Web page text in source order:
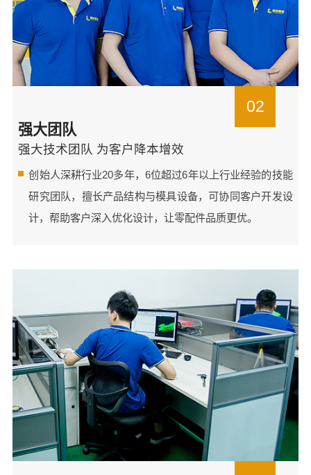
02
强大团队
强大技术团队 为客户降本增效
创始人深耕行业20多年，6位超过6年以上行业经验的技能
研究团队，擅长产品结构与模具设备，可协同客户开发设
计，帮助客户深入优化设计，让零配件品质更优。